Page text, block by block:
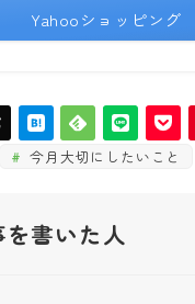
Yahooショッピング
今月大切にしたいこと
を書いた人